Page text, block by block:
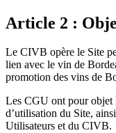
Article 2 :
Le CIVB opère le Site
lien avec le vin de
promotion des vins de
Les CGU ont pour objet
d’utilisation du Site,
Utilisateurs et du CIVB.